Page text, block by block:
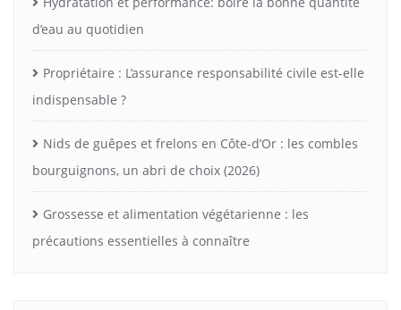
d’eau au quotidien
Propriétaire : L’assurance responsabilité civile est-elle
indispensable ?
Nids de guêpes et frelons en Côte-d’Or : les combles
bourguignons, un abri de choix (2026)
Grossesse et alimentation végétarienne : les
précautions essentielles à connaître